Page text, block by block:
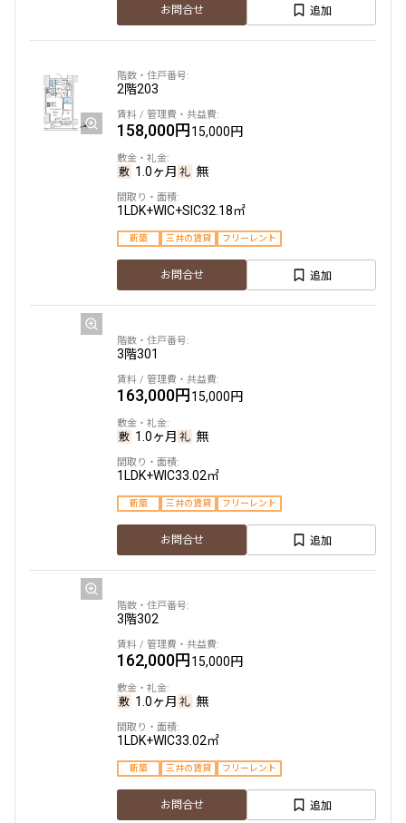
219,000円15,000円
2LDK+WIC+SC
新築 三井の賃貸
お問合せ
8階８０３
230,000円15,000円
1.0ヶ月
2LDK+WIC42.07㎡
新築 三井の賃貸 駅近
お問合せ
9階９０１
226,000円15,000円
1.0ヶ月
2LDK+WIC42.07㎡
新築 三井の賃貸 駅近
お問合せ
9階９０３
お問合せ 追加
2階２０３
149,000円 15,000円
無 無
1K23.65㎡
新築 三井の賃貸 ペット可 フリーレント
お問合せ 追加
2階２０４
196,000円 20,000円
無 無
1LDK30.13㎡
新築 三井の賃貸 ペット可 フリーレント
お問合せ 追加
2階２０５
280,000円 20,000円
無 無
2LDK45.40㎡
新築 三井の賃貸 ペット可 フリーレント
お問合せ 追加
お問合せ 追加
2階203
158,000円15,000円
1.0ヶ月 無
1LDK+WIC+SIC32.18㎡
新築 三井の賃貸 フリーレント
お問合せ 追加
3階301
163,000円15,000円
1.0ヶ月 無
1LDK+WIC33.02㎡
新築 三井の賃貸 フリーレント
お問合せ 追加
3階302
162,000円15,000円
1.0ヶ月 無
1LDK+WIC33.02㎡
新築 三井の賃貸 フリーレント
お問合せ 追加